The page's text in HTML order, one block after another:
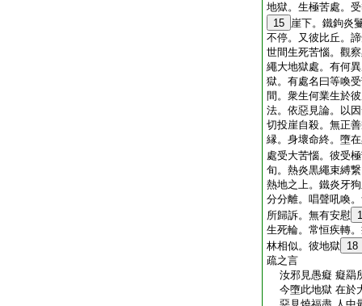
地獄。生極苦處。
15 崖下。鐵鉤炎
不停。又彼比丘。
世間生死苦惱。觀
繩大地獄處。有何
獄。有處名曰等喚
間。衆生何業生於
法。依惡見論。以
切投崖自殺。無正
縁。身壞命終。墮
處受大苦惱。彼受
旬。熱炎黒繩束縛
熱地之上。鐵炎牙
分分離。唱聲吼喚
所歸訴。無有安慰
生死輪。常恒疾轉
林相似。彼地獄
18
疏之言
汝邪見愚癡 癡羂
今墮此地獄 在於